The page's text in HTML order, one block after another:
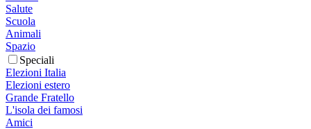
Salute
Scuola
Animali
Spazio
Speciali
Elezioni Italia
Elezioni estero
Grande Fratello
L'isola dei famosi
Amici